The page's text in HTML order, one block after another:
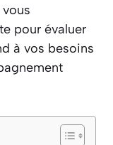
pour évaluer
à vos besoins